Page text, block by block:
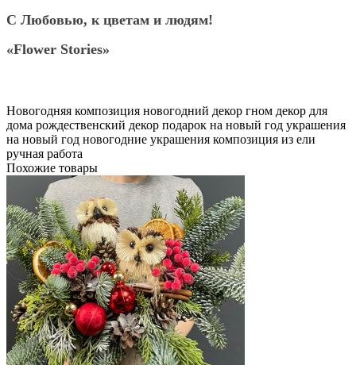
С Любовью, к цветам и людям!
«Flower Stories»
Новогодняя композиция новогодний декор гном декор для
дома рождественский декор подарок на новый год украшения
на новый год новогодние украшения композиция из ели
ручная работа
Похожие товары